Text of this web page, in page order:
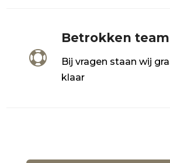

Betrokken team
Bij vragen staan wij
klaar